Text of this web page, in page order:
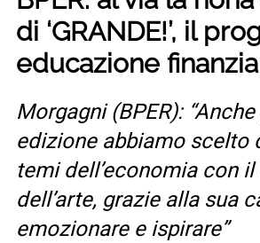
di ‘GRANDE!’, il
educazione
Morgagni (BPER):
edizione abbiamo scelto
temi dell’economia con
dell’arte, grazie alla sua
emozionare e ispirare”